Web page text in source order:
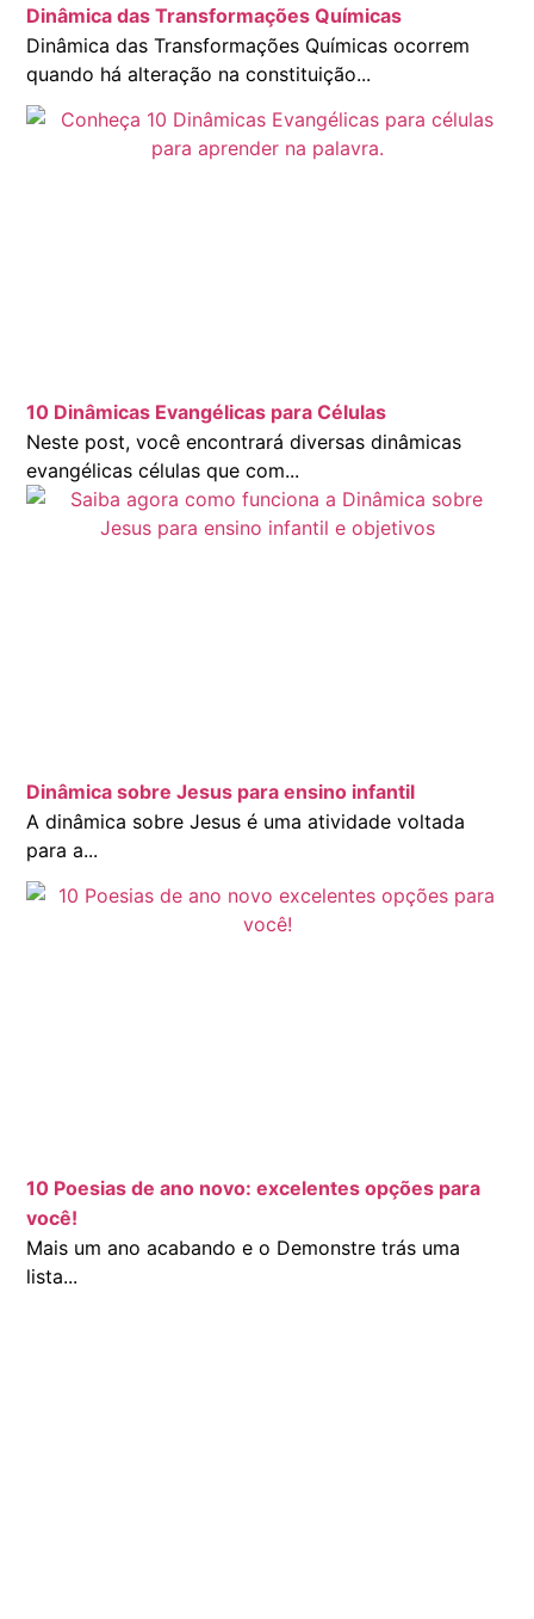
Dinâmica das Transformações Químicas
Dinâmica das Transformações Químicas ocorrem
quando há alteração na constituição...
10 Dinâmicas Evangélicas para Células
Neste post, você encontrará diversas dinâmicas
evangélicas células que com...
Dinâmica sobre Jesus para ensino infantil
A dinâmica sobre Jesus é uma atividade voltada
para a...
10 Poesias de ano novo: excelentes opções para
você!
Mais um ano acabando e o Demonstre trás uma
lista...